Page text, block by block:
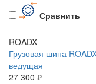
Сравнить
ROADX
Грузовая шина
ведущая
27 300 ₽